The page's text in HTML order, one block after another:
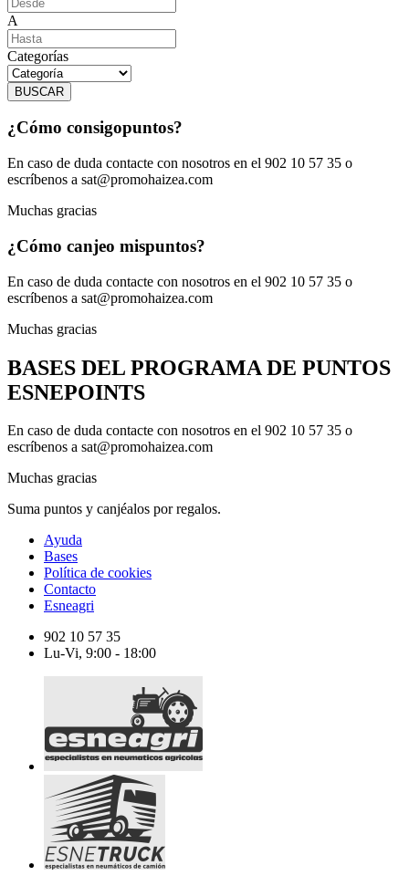
A
Categorías
BUSCAR
¿Cómo consigopuntos?
En caso de duda contacte con nosotros en el 902 10 57 35 o
escríbenos a sat@promohaizea.com
Muchas gracias
¿Cómo canjeo mispuntos?
En caso de duda contacte con nosotros en el 902 10 57 35 o
escríbenos a sat@promohaizea.com
Muchas gracias
BASES DEL PROGRAMA DE PUNTOS
ESNEPOINTS
En caso de duda contacte con nosotros en el 902 10 57 35 o
escríbenos a sat@promohaizea.com
Muchas gracias
Suma puntos y canjéalos por regalos.
Ayuda
Bases
Política de cookies
Contacto
Esneagri
902 10 57 35
Lu-Vi, 9:00 - 18:00